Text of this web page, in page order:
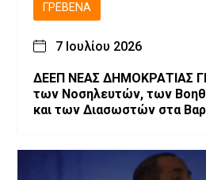
ΓΡΕΒΕΝΆ
7 Ιουλίου 2026
ΔΕΕΠ ΝΕΑΣ ΔΗΜΟΚΡΑΤΙΑΣ
των Νοσηλευτών, των
και των Διασωστών στα